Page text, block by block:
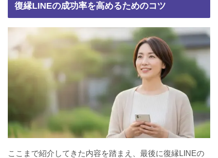
復縁LINEの成功率を高めるためのコツ
ここまで紹介してきた内容を踏まえ、最後に復縁LINEの